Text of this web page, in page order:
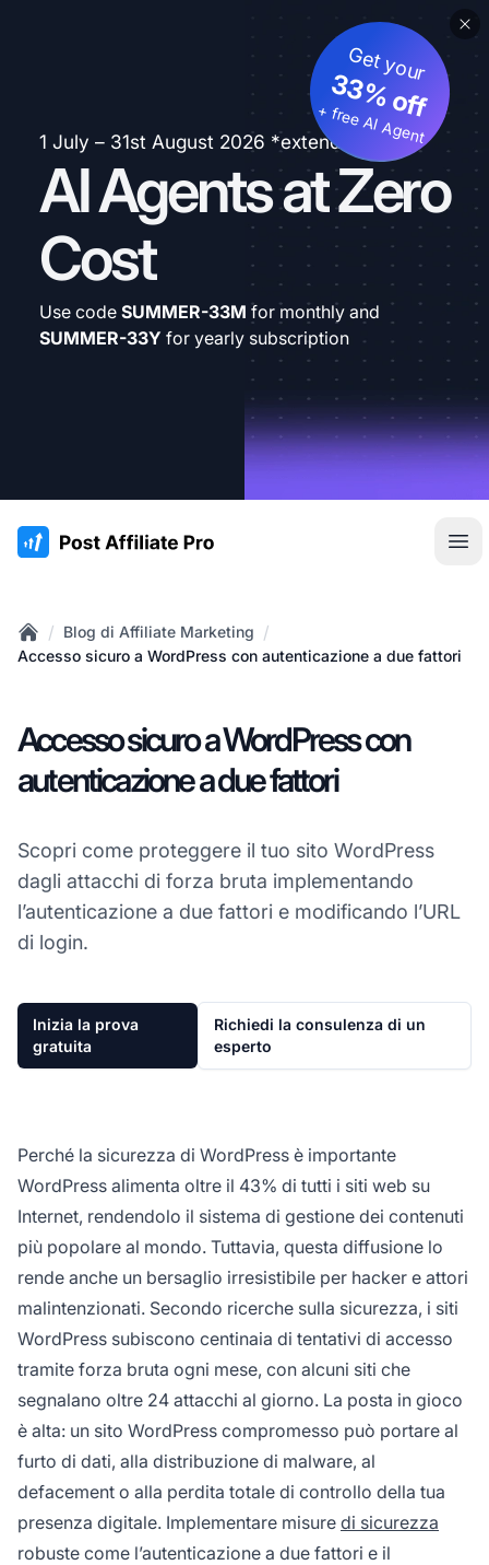
1 July – 31st August 2026 *extended
AI Agents at Zero
Cost
Get your
33% off
+ free AI Agent
Use code SUMMER-33M for monthly and
SUMMER-33Y for yearly subscription
:site.title
Home
/ Blog di Affiliate Marketing /
Accesso sicuro a WordPress con autenticazione a due fattori
Accesso sicuro a WordPress con
autenticazione a due fattori
Scopri come proteggere il tuo sito WordPress
dagli attacchi di forza bruta implementando
l’autenticazione a due fattori e modificando l’URL
di login.
Inizia la prova
gratuita
Richiedi la consulenza di un
esperto
Perché la sicurezza di WordPress è importante
WordPress alimenta oltre il 43% di tutti i siti web su
Internet, rendendolo il sistema di gestione dei contenuti
più popolare al mondo. Tuttavia, questa diffusione lo
rende anche un bersaglio irresistibile per hacker e attori
malintenzionati. Secondo ricerche sulla sicurezza, i siti
WordPress subiscono centinaia di tentativi di accesso
tramite forza bruta ogni mese, con alcuni siti che
segnalano oltre 24 attacchi al giorno. La posta in gioco
è alta: un sito WordPress compromesso può portare al
furto di dati, alla distribuzione di malware, al
defacement o alla perdita totale di controllo della tua
presenza digitale. Implementare misure di sicurezza
robuste come l’autenticazione a due fattori e il